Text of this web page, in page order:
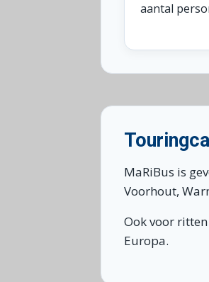
aantal
MaRiBus is
Voorhout,
Ook voor
Europa.